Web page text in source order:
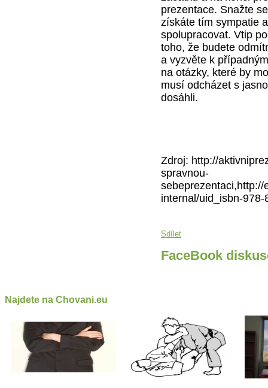
prezentace. Snažte
získáte tím sympatie
spolupracovat. Vtip
toho, že budete
a vyzvěte k
na otázky, které by
musí odcházet s
dosáhli.
Zdroj: http://
spravnou-
internal/uid_isbn-
Sdílet
FaceBook
Najdete na Chovani.eu